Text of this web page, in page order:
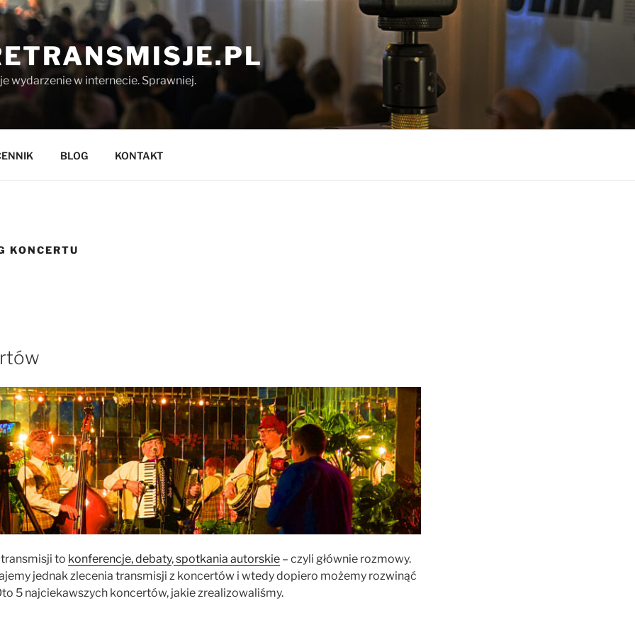
wydarzenie w internecie. Sprawniej.
BLOG KONTAKT
KONCERTU
to konferencje, debaty,spotkania autorskie – czyli głównie rozmowy.
jednak zlecenia transmisji z koncertów i wtedy dopiero możemy rozwinąć
5 najciekawszych koncertów, jakie zrealizowaliśmy.